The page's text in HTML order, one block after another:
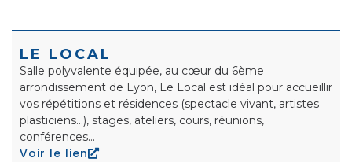
LE LOCAL
Salle polyvalente équipée, au cœur du 6ème
arrondissement de Lyon, Le Local est idéal pour accueillir
vos répétitions et résidences (spectacle vivant, artistes
plasticiens…), stages, ateliers, cours, réunions,
conférences…
Voir le lien